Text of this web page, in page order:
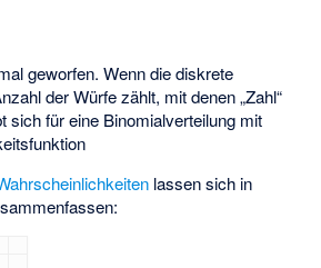
geworfen. Wenn die diskrete
der Würfe zählt, mit denen „Zahl“
sich füreine Binomialverteilung mit
lassen sich in